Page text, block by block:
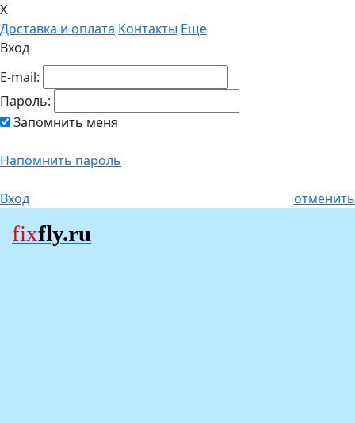
X
Доставка и оплата Контакты Еще
Вход
E-mail:
Пароль:
Запомнить меня
Напомнить пароль
Вход отменить
fixfly.ru